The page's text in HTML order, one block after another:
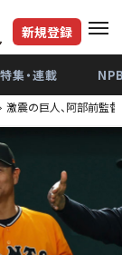
新規登録
特集・連載
激震の巨人、阿部前監